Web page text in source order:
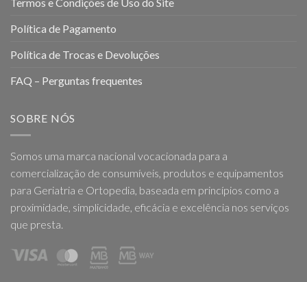
Política de Pagamento
Política de Trocas e Devoluções
FAQ – Perguntas frequentes
SOBRE NÓS
Somos uma marca nacional vocacionada para a
comercialização de consumíveis, produtos e equipamentos
para Geriatria e Ortopedia, baseada em princípios como a
proximidade, simplicidade, eficácia e excelência nos serviços
que presta.